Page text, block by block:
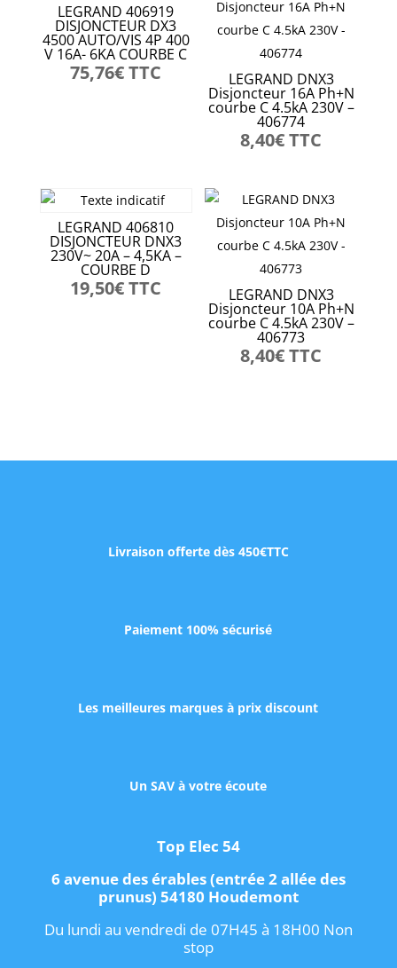
LEGRAND 406919
DISJONCTEUR DX3
4500 AUTO/VIS 4P 400
V 16A- 6KA COURBE C
75,76€TTC LEGRAND DNX3
Disjoncteur 16A Ph+N
courbe C 4.5kA 230V –
406774
8,40€TTC
LEGRAND 406810
DISJONCTEUR DNX3
230V~ 20A – 4,5KA –
COURBE D
19,50€TTC LEGRAND DNX3
Disjoncteur 10A Ph+N
courbe C 4.5kA 230V –
406773
8,40€TTC
Livraison offerte dès 450€TTC
Paiement 100% sécurisé
Les meilleures marques à prix discount
Un SAV à votre écoute
Top Elec 54
6 avenue des érables (entrée 2 allée des
prunus) 54180 Houdemont
Du lundi au vendredi de 07H45 à 18H00 Non
stop